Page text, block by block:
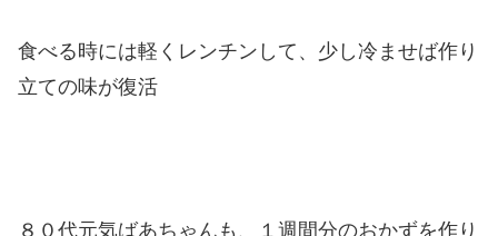
食べる時には軽くレンチンして、少し冷ませば作り
立ての味が復活
８０代元気ばあちゃんも、１週間分のおかずを作り